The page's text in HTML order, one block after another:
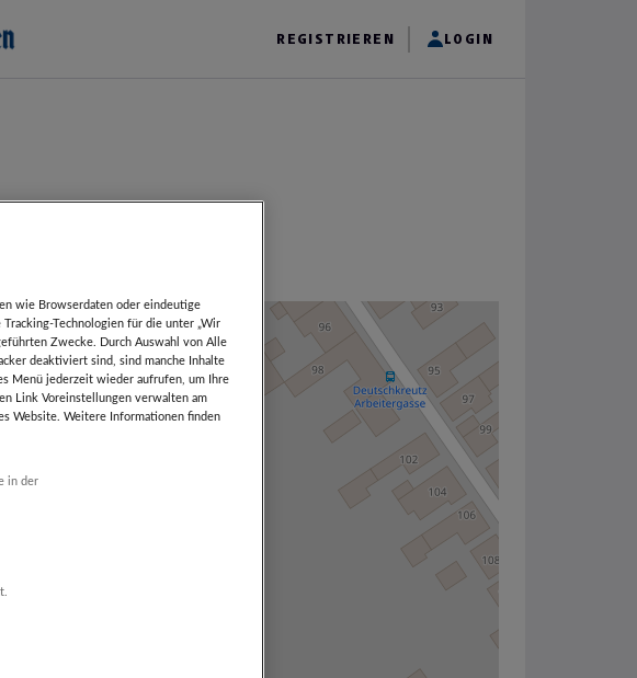
REGISTRIEREN LOGIN
wie Browserdaten oder eindeutige
Technologien für die unter „Wir
Zwecke. Durch Auswahl von Alle
deaktiviert sind, sind manche Inhalte
Menü jederzeit wieder aufrufen, um Ihre
Link Voreinstellungen verwalten am
Website. Weitere Informationen finden
in der